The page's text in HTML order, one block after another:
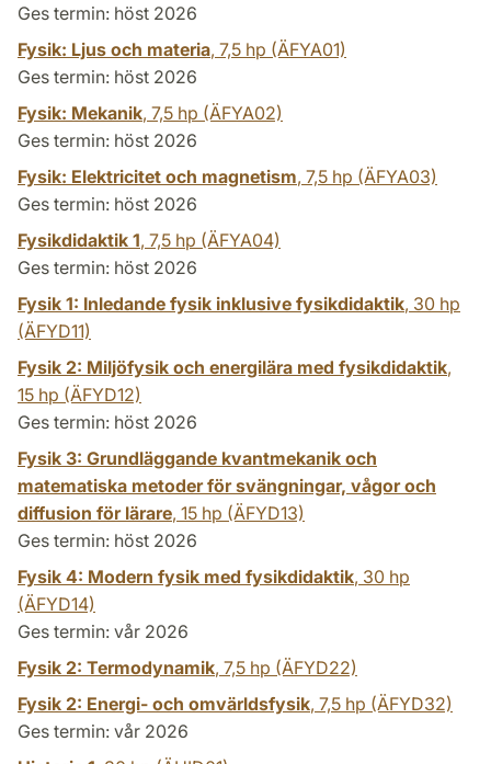
Ges termin: höst 2026
Fysik: Ljus och materia, 7,5 hp (ÄFYA01)
Ges termin: höst 2026
Fysik: Mekanik, 7,5 hp (ÄFYA02)
Ges termin: höst 2026
Fysik: Elektricitet och magnetism, 7,5 hp (ÄFYA03)
Ges termin: höst 2026
Fysikdidaktik 1, 7,5 hp (ÄFYA04)
Ges termin: höst 2026
Fysik 1: Inledande fysik inklusive fysikdidaktik, 30 hp
(ÄFYD11)
Fysik 2: Miljöfysik och energilära med fysikdidaktik,
15 hp (ÄFYD12)
Ges termin: höst 2026
Fysik 3: Grundläggande kvantmekanik och
matematiska metoder för svängningar, vågor och
diffusion för lärare, 15 hp (ÄFYD13)
Ges termin: höst 2026
Fysik 4: Modern fysik med fysikdidaktik, 30 hp
(ÄFYD14)
Ges termin: vår 2026
Fysik 2: Termodynamik, 7,5 hp (ÄFYD22)
Fysik 2: Energi- och omvärldsfysik, 7,5 hp (ÄFYD32)
Ges termin: vår 2026